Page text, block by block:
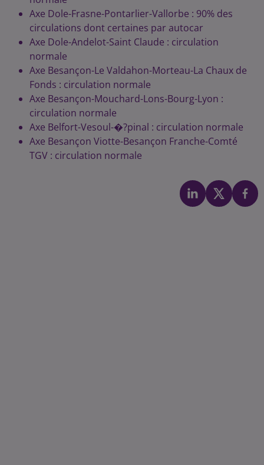
Axe Dole-Frasne-Pontarlier-Vallorbe : 90% des
circulations dont certaines par autocar
Axe Dole-Andelot-Saint Claude : circulation
normale
Axe Besançon-Le Valdahon-Morteau-La Chaux de
Fonds : circulation normale
Axe Besançon-Mouchard-Lons-Bourg-Lyon :
circulation normale
Axe Belfort-Vesoul-�?pinal : circulation normale
Axe Besançon Viotte-Besançon Franche-Comté
TGV : circulation normale